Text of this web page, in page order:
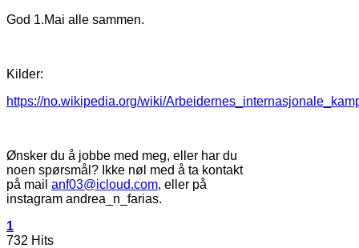
God 1.Mai alle sammen.
Kilder:
https://no.wikipedia.org/wiki/
Ønsker du å jobbe med meg, eller har du
noen spørsmål? Ikke nøl med å ta kontakt
på mail anf03@icloud.com, eller på
instagram andrea_n_farias.
1
732 Hits